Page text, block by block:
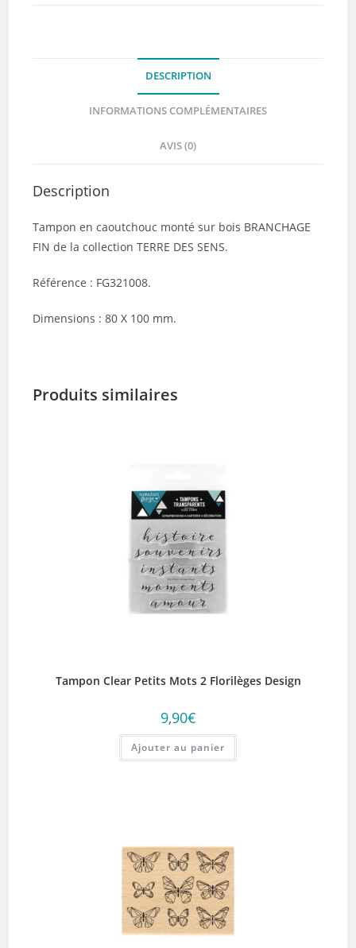
DESCRIPTION
INFORMATIONS COMPLÉMENTAIRES
AVIS (0)
Description
Tampon en caoutchouc monté sur bois BRANCHAGE
FIN de la collection TERRE DES SENS.
Référence : FG321008.
Dimensions : 80 X 100 mm.
Produits similaires
Tampon Clear Petits Mots 2 Florilèges Design
9,90€
Ajouter au panier